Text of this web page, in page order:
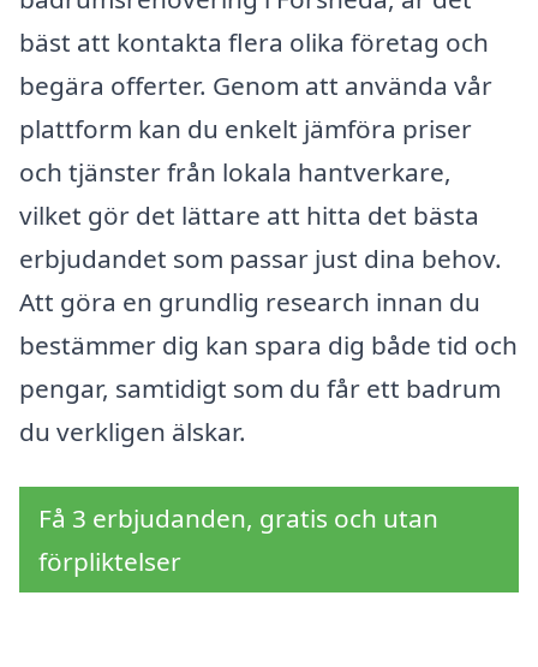
bäst att kontakta flera olika företag och
begära offerter. Genom att använda vår
plattform kan du enkelt jämföra priser
och tjänster från lokala hantverkare,
vilket gör det lättare att hitta det bästa
erbjudandet som passar just dina behov.
Att göra en grundlig research innan du
bestämmer dig kan spara dig både tid och
pengar, samtidigt som du får ett badrum
du verkligen älskar.
Få 3 erbjudanden, gratis och utan
förpliktelser